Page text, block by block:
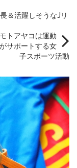
＆活躍しそうなJリ
トアヤコは運動
サポートする女
子スポーツ活動